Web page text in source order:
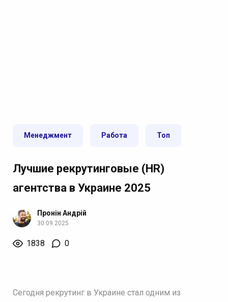
Менеджмент Работа Топ
Лучшие рекрутинговые (HR)
агентства в Украине 2025
Пронін Андрій
30.09.2025
1838 0
Сегодня рекрутинг в Украине стал одним из